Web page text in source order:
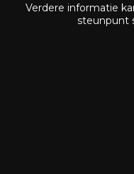
Verdere informatie
steunpunt